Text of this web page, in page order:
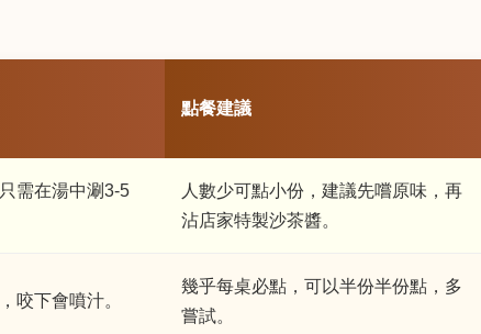
點餐建議
需在湯中涮3-5
人數少可點小份，建議先嚐原味，再
沾店家特製沙茶醬。
咬下會噴汁。
幾乎每桌必點，可以半份半份點，多
嘗試。